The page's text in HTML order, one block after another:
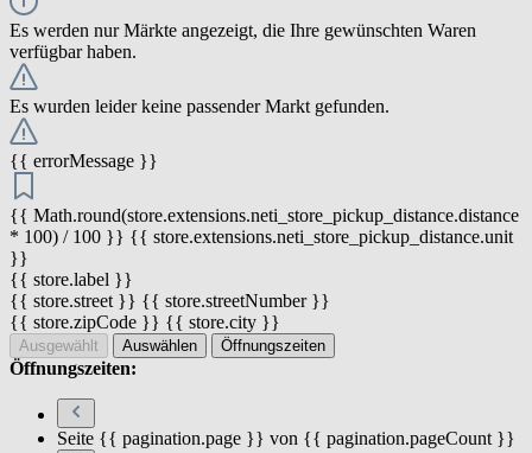
Es werden nur Märkte angezeigt, die Ihre gewünschten Waren
verfügbar haben.
Es wurden leider keine passender Markt gefunden.
{{ errorMessage }}
{{ Math.round(store.extensions.neti_store_pickup_distance.distance
* 100) / 100 }} {{ store.extensions.neti_store_pickup_distance.unit
}}
{{ store.label }}
{{ store.street }} {{ store.streetNumber }}
{{ store.zipCode }} {{ store.city }}
Ausgewählt Auswählen Öffnungszeiten
Öffnungszeiten:
Seite {{ pagination.page }} von {{ pagination.pageCount }}